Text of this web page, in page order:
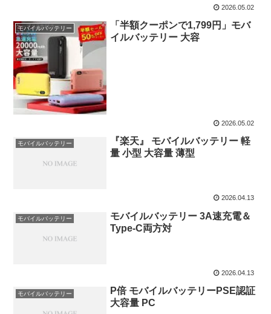
2026.05.02
モバイルバッテリー
「半額クーポンで1,799円」モバ
イルバッテリー 大容
2026.05.02
モバイルバッテリー
『楽天』 モバイルバッテリー 軽
量 小型 大容量 薄型
2026.04.13
モバイルバッテリー
モバイルバッテリー 3A速充電＆
Type-C両方対
2026.04.13
モバイルバッテリー
P倍 モバイルバッテリーPSE認証
大容量 PC